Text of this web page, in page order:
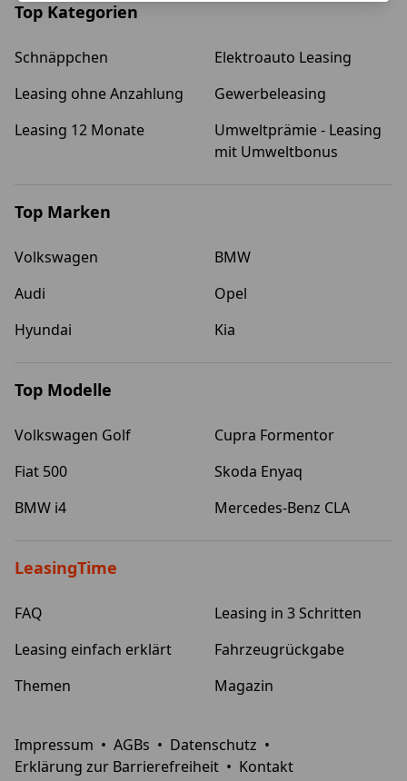
Top Kategorien
Schnäppchen
Elektroauto Leasing
Leasing ohne Anzahlung
Gewerbeleasing
Leasing 12 Monate
Umweltprämie - Leasing
mit Umweltbonus
Top Marken
Volkswagen
BMW
Audi
Opel
Hyundai
Kia
Top Modelle
Volkswagen Golf
Cupra Formentor
Fiat 500
Skoda Enyaq
BMW i4
Mercedes-Benz CLA
LeasingTime
FAQ
Leasing in 3 Schritten
Leasing einfach erklärt
Fahrzeugrückgabe
Themen
Magazin
Impressum • AGBs • Datenschutz •
Erklärung zur Barrierefreiheit • Kontakt